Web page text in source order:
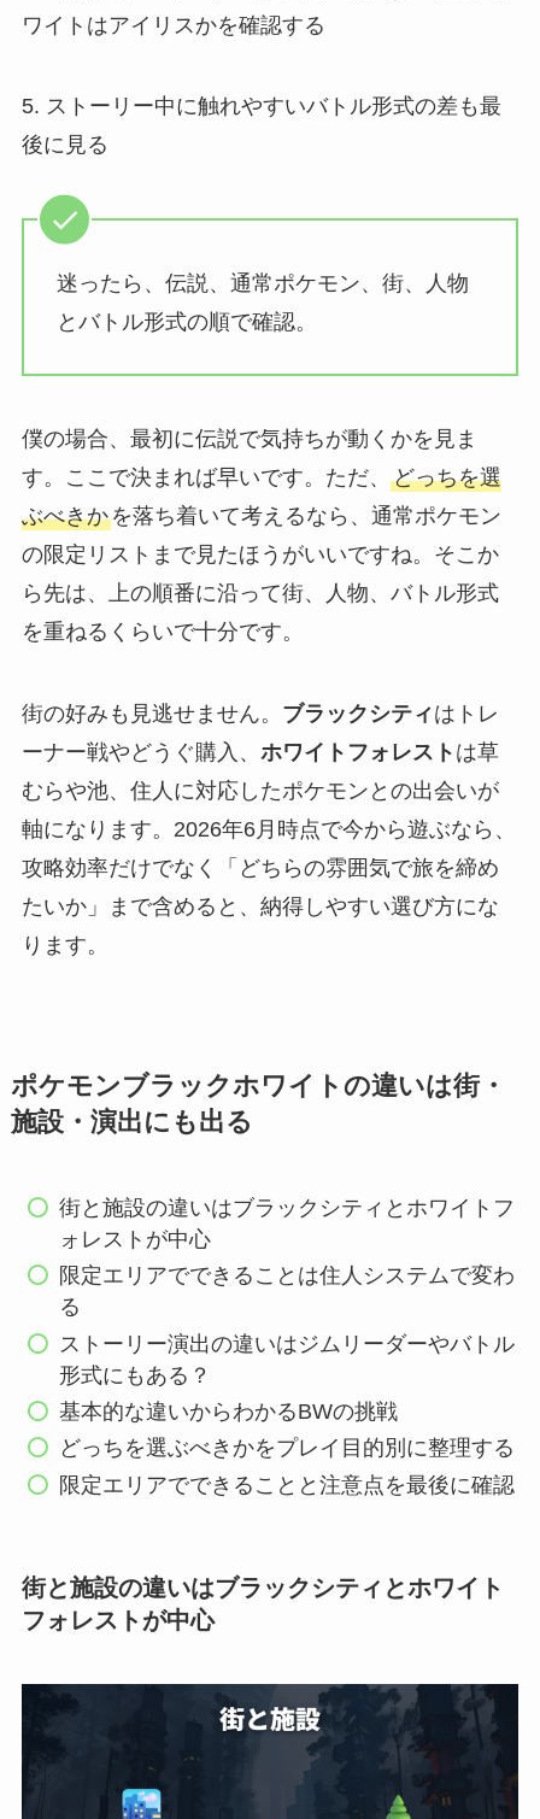
ワイトはアイリスかを確認する
5. ストーリー中に触れやすいバトル形式の差も最
後に見る
迷ったら、伝説、通常ポケモン、街、人物
とバトル形式の順で確認。
僕の場合、最初に伝説で気持ちが動くかを見ま
す。ここで決まれば早いです。ただ、 どっちを選
ぶべきかを落ち着いて考えるなら、通常ポケモン
の限定リストまで見たほうがいいですね。そこか
ら先は、上の順番に沿って街、人物、バトル形式
を重ねるくらいで十分です。
街の好みも見逃せません。 ブラックシティはトレ
ーナー戦やどうぐ購入、 ホワイトフォレスト は草
むらや池、住人に対応したポケモンとの出会いが
軸になります。2026年6月時点で今から遊ぶなら、
攻略効率だけでなく「どちらの雰囲気で旅を締め
たいか」まで含めると、納得しやすい選び方にな
ります。
ポケモンブラックホワイトの違いは街・
施設・演出にも出る
街と施設の違いはブラックシティとホワイトフ
ォレストが中心
限定エリアでできることは住人システムで変わ
る
ストーリー演出の違いはジムリーダーやバトル
形式にもある？
基本的な違いからわかるBWの挑戦
どっちを選ぶべきかをプレイ目的別に整理する
限定エリアでできることと注意点を最後に確認
街と施設の違いはブラックシティとホワイト
フォレストが中心